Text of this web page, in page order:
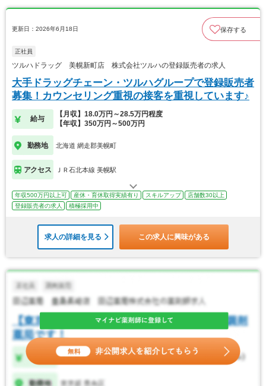
更新日：2026年6月18日 保存する
正社員
ツルハドラッグ 美幌新町店 株式会社ツルハの登録販売者の求人
大手ドラッグチェーン・ツルハグループで登録販売者
募集！カウンセリング重視の接客を重視しています♪
給与
【月収】18.0万円～28.5万円程度
【年収】350万円～500万円
勤務地 北海道 網走郡美幌町
アクセス ＪＲ石北本線 美幌駅
年収500万円以上可 産休・育休取得実績有り スキルアップ
店舗数30以上
登録販売者の求人
積極採用中
求人の詳細を見る この求人に興味がある